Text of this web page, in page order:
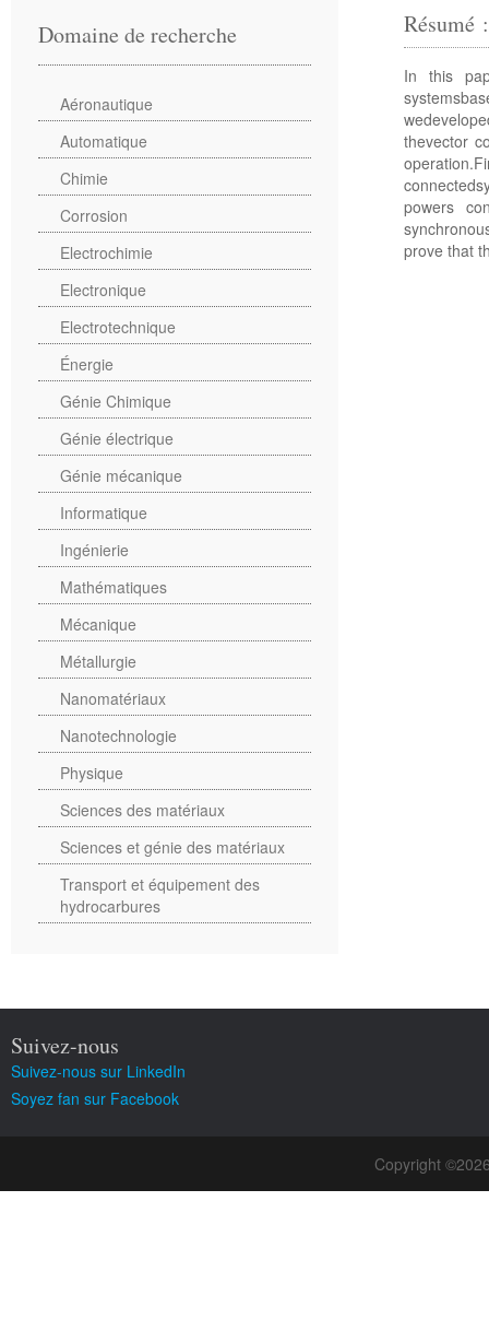
In this
thevector
powers
prove that
Domaine de recherche
Aéronautique
Automatique
Chimie
Corrosion
Electrochimie
Electronique
Electrotechnique
Énergie
Génie Chimique
Génie électrique
Génie mécanique
Informatique
Ingénierie
Mathématiques
Mécanique
Métallurgie
Nanomatériaux
Nanotechnologie
Physique
Sciences des matériaux
Sciences et génie des matériaux
Transport et équipement des
hydrocarbures
Suivez-nous
Suivez-nous sur LinkedIn
Soyez fan sur Facebook
Copyright